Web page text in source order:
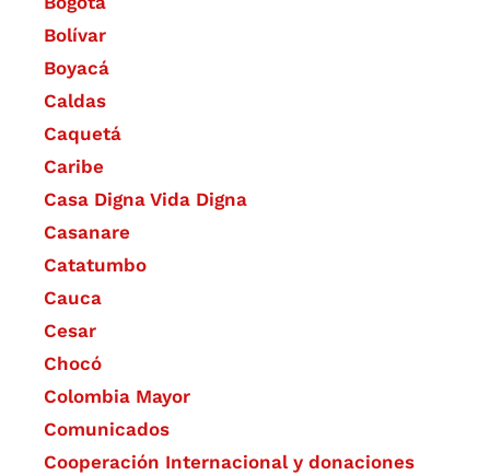
Bolívar
Boyacá
Caldas
Caquetá
Caribe
Casa Digna Vida Digna
Casanare
Catatumbo
Cauca
Cesar
Chocó
Colombia Mayor
Comunicados
Cooperación Internacional y donaciones